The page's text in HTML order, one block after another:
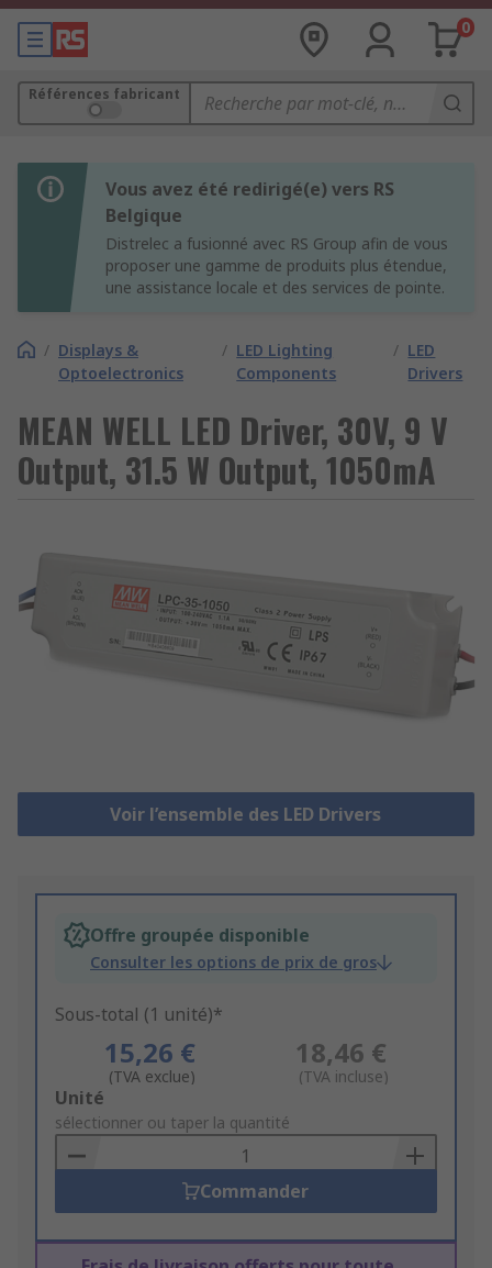
0
Références fabricant
Vous avez été redirigé(e) vers RS
Belgique
Distrelec a fusionné avec RS Group afin de vous
proposer une gamme de produits plus étendue,
une assistance locale et des services de pointe.
/ Displays &
Optoelectronics
/ LED Lighting
Components
/ LED
Drivers
MEAN WELL LED Driver, 30V, 9 V
Output, 31.5 W Output, 1050mA
Voir l’ensemble des LED Drivers
Offre groupée disponible
Consulter les options de prix de gros
Sous-total (1 unité)*
15,26 €
(TVA exclue)
18,46 €
(TVA incluse)
Add
to
Basket
Unité
sélectionner ou taper la quantité
Commander